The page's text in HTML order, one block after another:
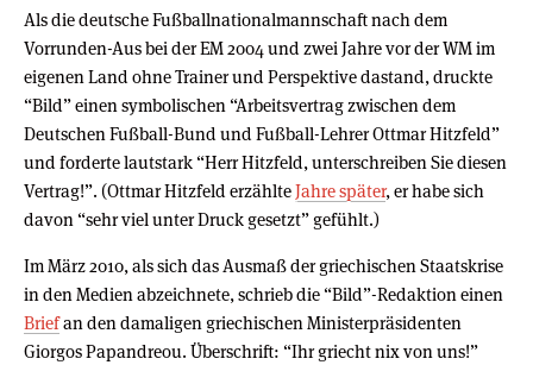
Als die deutsche Fußballnationalmannschaft nach dem
Vorrunden-Aus bei der EM 2004 und zwei Jahre vor der WM im
eigenen Land ohne Trainer und Perspektive dastand, druckte
“Bild” einen symbolischen “Arbeitsvertrag zwischen dem
Deutschen Fußball-Bund und Fußball-Lehrer Ottmar Hitzfeld”
und forderte lautstark “Herr Hitzfeld, unterschreiben Sie diesen
Vertrag!”. (Ottmar Hitzfeld erzählteJahre später, er habe sich
davon “sehr viel unter Druck gesetzt” gefühlt.)
Im März 2010, als sich das Ausmaß der griechischen Staatskrise
in den Medien abzeichnete, schrieb die “Bild”-Redaktion einen
Briefan den damaligen griechischen Ministerpräsidenten
Giorgos Papandreou. Überschrift: “Ihr griecht nix von uns!”